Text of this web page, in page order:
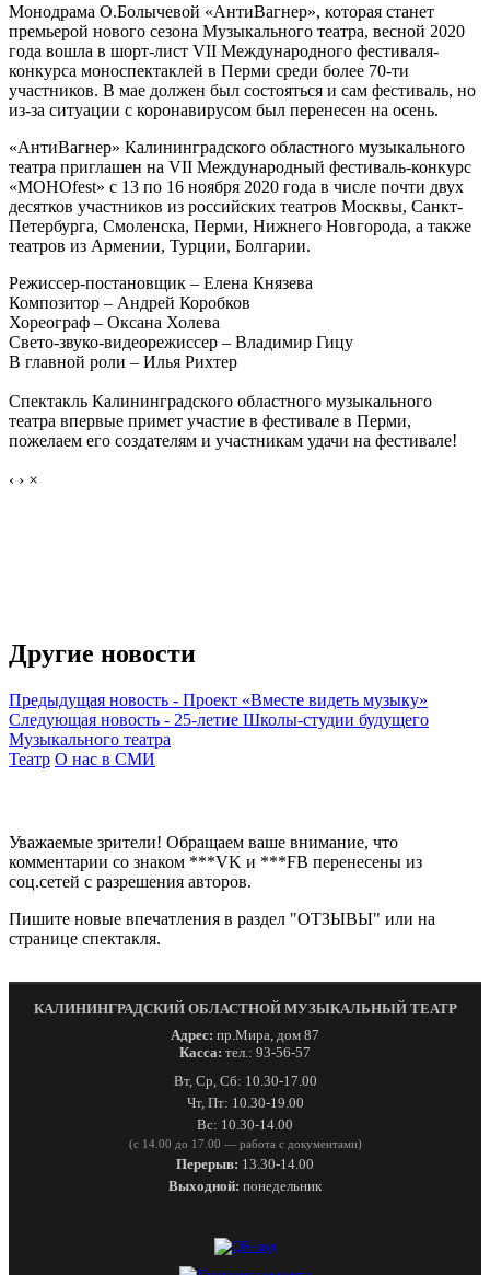
Монодрама О.Болычевой «АнтиВагнер», которая станет
премьерой нового сезона Музыкального театра, весной 2020
года вошла в шорт-лист VII Международного фестиваля-
конкурса моноспектаклей в Перми среди более 70-ти
участников. В мае должен был состояться и сам фестиваль, но
из-за ситуации с коронавирусом был перенесен на осень.
«АнтиВагнер» Калининградского областного музыкального
театра приглашен на VII Международный фестиваль-конкурс
«МОНОfest» с 13 по 16 ноября 2020 года в числе почти двух
десятков участников из российских театров Москвы, Санкт-
Петербурга, Смоленска, Перми, Нижнего Новгорода, а также
театров из Армении, Турции, Болгарии.
Режиссер-постановщик – Елена Князева
Композитор – Андрей Коробков
Хореограф – Оксана Холева
Свето-звуко-видеорежиссер – Владимир Гицу
В главной роли – Илья Рихтер
Спектакль Калининградского областного музыкального
театра впервые примет участие в фестивале в Перми,
пожелаем его создателям и участникам удачи на фестивале!
‹ › ×
Другие новости
Предыдущая новость - Проект «Вместе видеть музыку»
Следующая новость - 25-летие Школы-студии будущего
Музыкального театра
Театр О нас в СМИ
Уважаемые зрители! Обращаем ваше внимание, что
комментарии со знаком ***VK и ***FB перенесены из
соц.сетей с разрешения авторов.
Пишите новые впечатления в раздел "ОТЗЫВЫ" или на
странице спектакля.
КАЛИНИНГРАДСКИЙ ОБЛАСТНОЙ МУЗЫКАЛЬНЫЙ ТЕАТР
Адрес: пр.Мира, дом 87
Касса: тел.: 93-56-57
Вт, Ср, Сб: 10.30-17.00
Чт, Пт: 10.30-19.00
Вс: 10.30-14.00
(с 14.00 до 17.00 — работа с документами)
Перерыв: 13.30-14.00
Выходной: понедельник